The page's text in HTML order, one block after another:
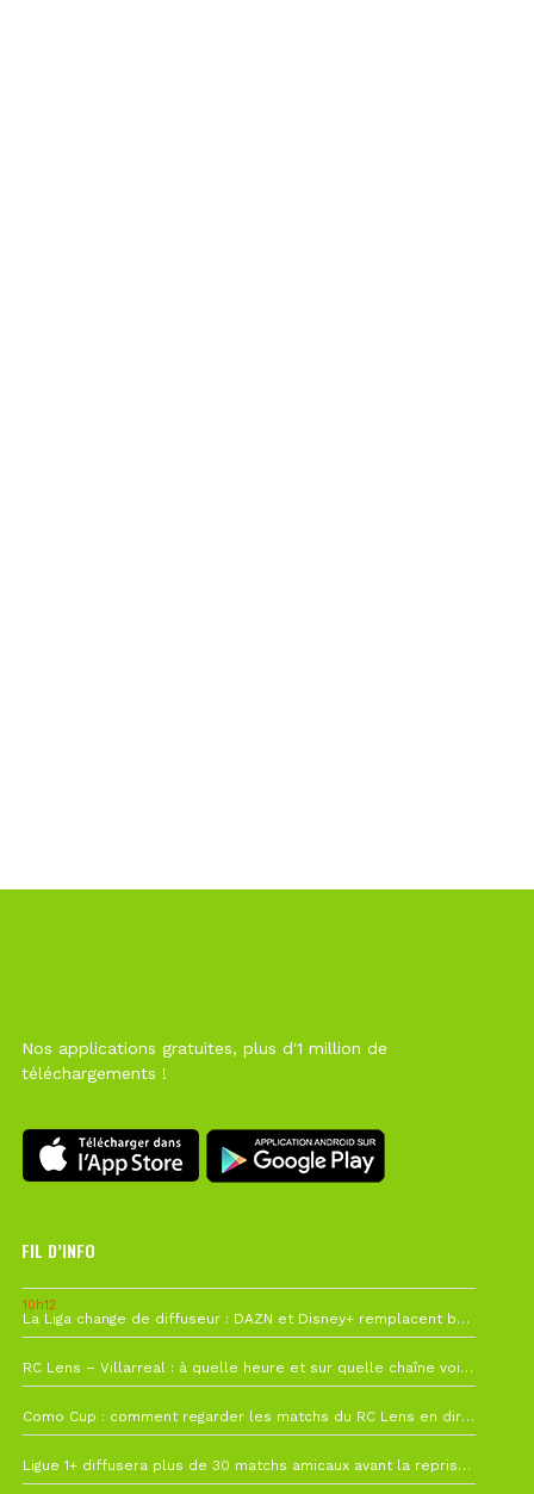
Nos applications gratuites, plus d'1 million de
téléchargements !
FIL D’INFO
10h12
La Liga change de diffuseur : DAZN et Disney+ remplacent beIN Sports !
RC Lens – Villarreal : à quelle heure et sur quelle chaîne voir la finale de la Como Cup ?
Como Cup : comment regarder les matchs du RC Lens en direct ?
Ligue 1+ diffusera plus de 30 matchs amicaux avant la reprise de la Ligue 1